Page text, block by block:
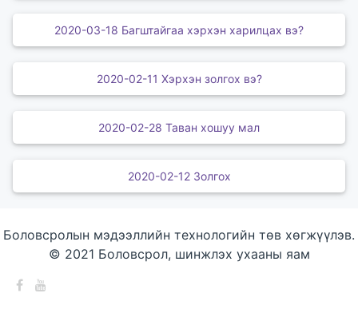
2020-03-18 Багштайгаа хэрхэн харилцах вэ?
2020-02-11 Хэрхэн золгох вэ?
2020-02-28 Таван хошуу мал
2020-02-12 Золгох
Боловсролын мэдээллийн технологийн төв хөгжүүлэв.
© 2021 Боловсрол, шинжлэх ухааны яам